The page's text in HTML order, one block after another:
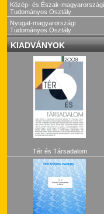
Közép- és Észak-magyarországi
Tudományos Osztály
Nyugat-magyarországi
Tudományos Osztály
KIADVÁNYOK
Tér és Társadalom